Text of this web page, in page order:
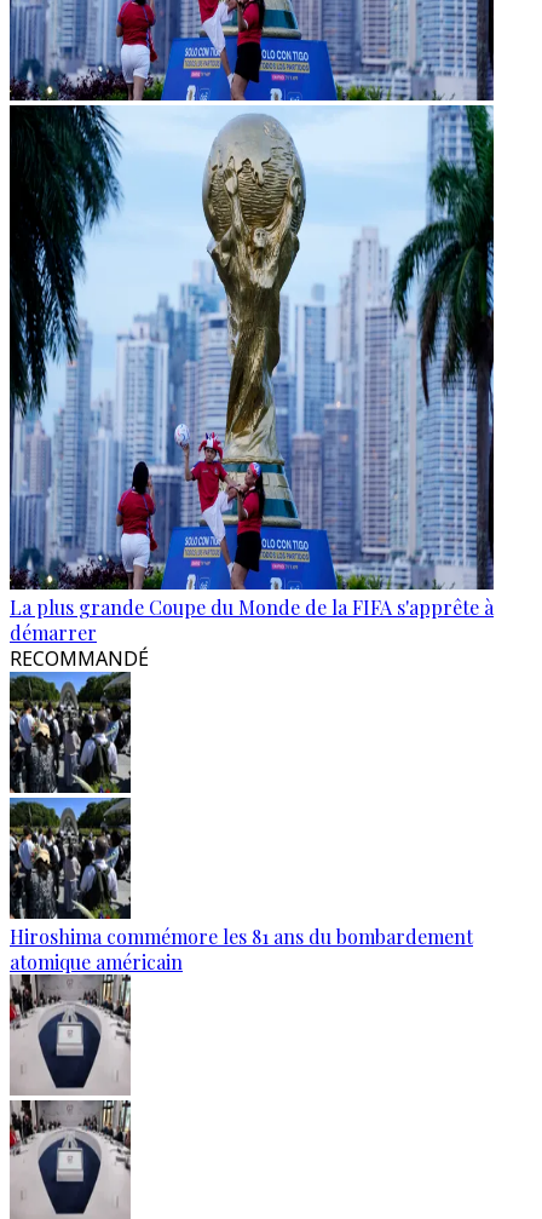
La plus grande Coupe du Monde de la FIFA s'apprête à
démarrer
RECOMMANDÉ
Hiroshima commémore les 81 ans du bombardement
atomique américain